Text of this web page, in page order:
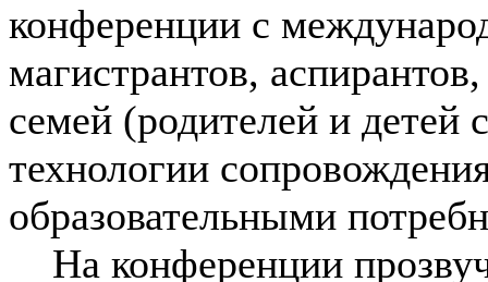
конференции с
магистрантов,
семей (родителей и
технологии
образовательными
На конференции